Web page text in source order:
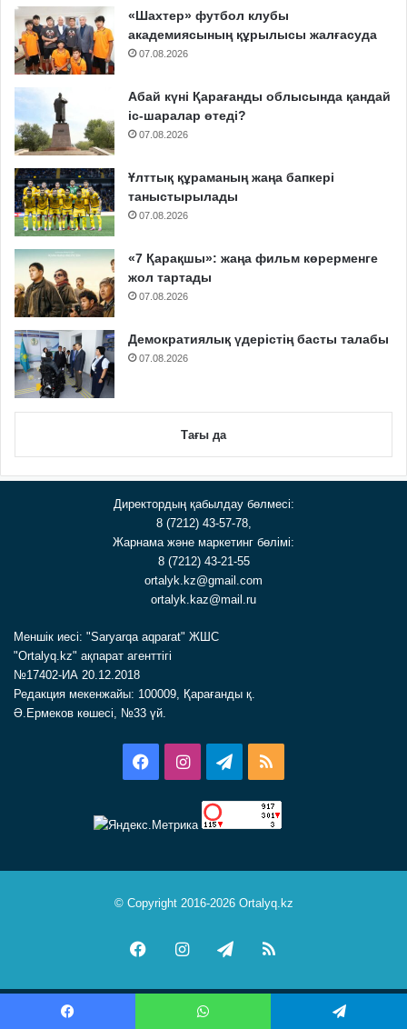
«Шахтер» футбол клубы
академиясының құрылысы жалғасуда
07.08.2026
Абай күні Қарағанды облысында қандай
іс-шаралар өтеді?
07.08.2026
Ұлттық құраманың жаңа бапкері
таныстырылады
07.08.2026
«7 Қарақшы»: жаңа фильм көрерменге
жол тартады
07.08.2026
Демократиялық үдерістің басты талабы
07.08.2026
Тағы да
Директордың қабылдау бөлмесі:
8 (7212) 43-57-78,
Жарнама және маркетинг бөлімі:
8 (7212) 43-21-55
ortalyk.kz@gmail.com
ortalyk.kaz@mail.ru
Меншік иесі: "Saryarqa aqparat" ЖШС
"Ortalyq.kz" ақпарат агенттігі
№17402-ИА 20.12.2018
Редакция мекенжайы: 100009, Қарағанды қ.
Ә.Ермеков көшесі, №33 үй.
FacebookInstagramTelegram
© Copyright 2016-2026 Ortalyq.kz
FacebookInstagramTelegram